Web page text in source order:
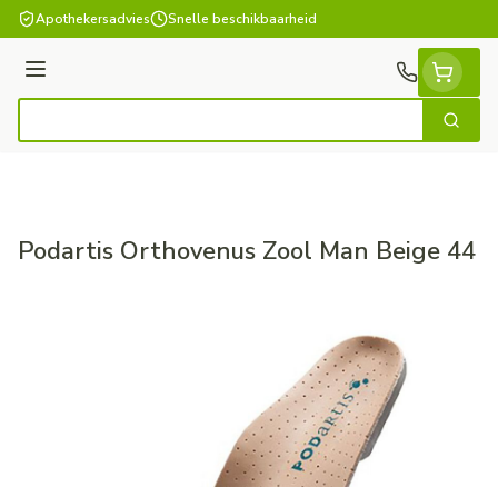
Ga naar de inhoud
Apothekersadvies Snelle beschikbaarheid
Menu
Zoek
Podartis Orthovenus Zool Man Beige 44